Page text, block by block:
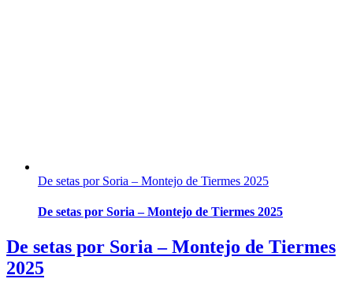
De setas por Soria – Montejo de Tiermes 2025
De setas por Soria – Montejo de Tiermes 2025
De setas por Soria – Montejo de Tiermes
2025